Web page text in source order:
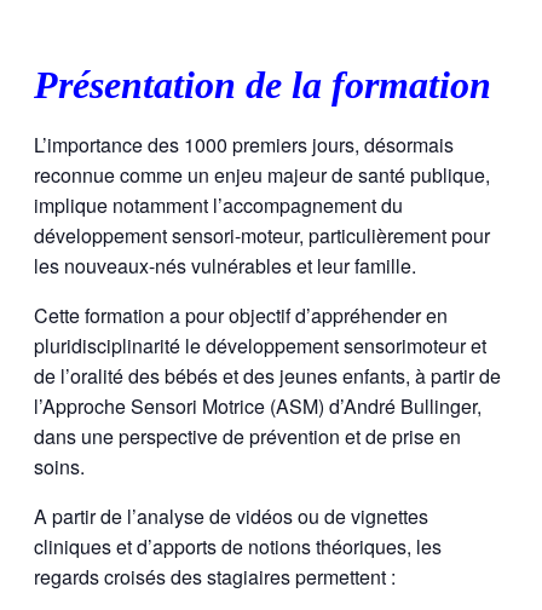
Présentation de la formation
L’importance des 1000 premiers jours, désormais
reconnue comme un enjeu majeur de santé publique,
implique notamment l’accompagnement du
développement sensori-moteur, particulièrement pour
les nouveaux-nés vulnérables et leur famille.
Cette formation a pour objectif d’appréhender en
pluridisciplinarité le développement sensorimoteur et
de l’oralité des bébés et des jeunes enfants, à partir de
l’Approche Sensori Motrice (ASM) d’André Bullinger,
dans une perspective de prévention et de prise en
soins.
A partir de l’analyse de vidéos ou de vignettes
cliniques et d’apports de notions théoriques, les
regards croisés des stagiaires permettent :